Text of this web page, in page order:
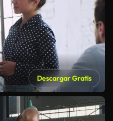
Descargar Gratis